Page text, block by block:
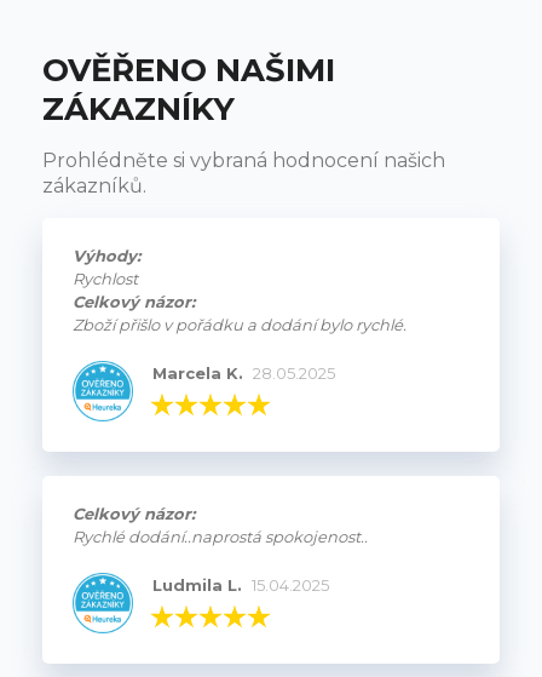
OVĚŘENO NAŠIMI
ZÁKAZNÍKY
Prohlédněte si vybraná hodnocení našich
zákazníků.
Výhody:
Rychlost
Celkový názor:
Zboží přišlo v pořádku a dodání bylo rychlé.
Marcela K. 28.05.2025
Celkový názor:
Rychlé dodání..naprostá spokojenost..
Ludmila L. 15.04.2025